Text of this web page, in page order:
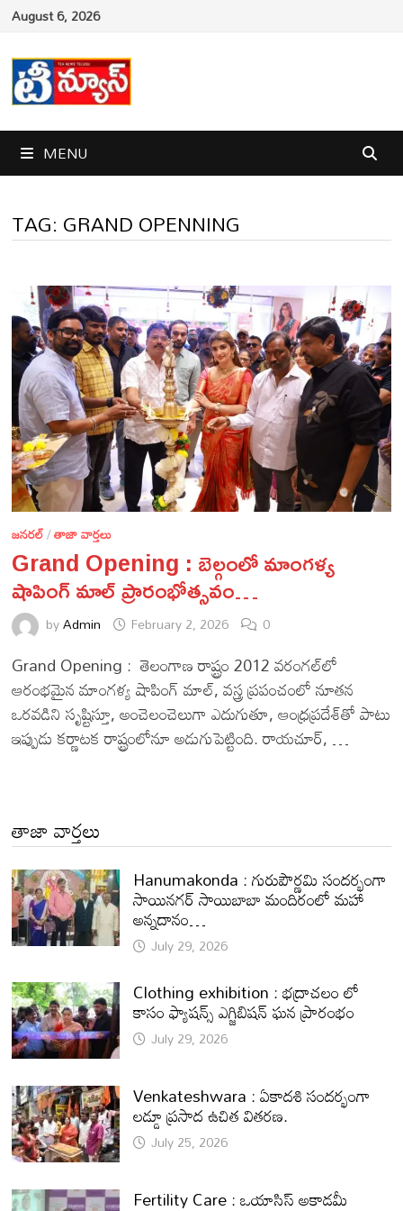
Skip
content
August 6, 2026
MENU
TAG:GRAND OPENNING
జనరల్/తాజా వార్తలు
Grand Opening : బెల్గంలో మాంగళ్య
షాపింగ్ మాల్ ప్రారంభోత్సవం…
byAdmin February 2, 2026 0
Grand Opening : తెలంగాణ రాష్ట్రం 2012 వరంగల్‌లో
ఆరంభమైన మాంగళ్య షాపింగ్ మాల్, వస్త్ర ప్రపంచంలో నూతన
ఒరవడిని సృష్టిస్తూ, అంచెలంచెలుగా ఎదుగుతూ, ఆంధ్రప్రదేశ్‌తో పాటు
ఇప్పుడు కర్ణాటక రాష్ట్రంలోనూ అడుగుపెట్టింది. రాయచూర్, …
తాజా వార్తలు
Hanumakonda : గురుపౌర్ణమి సందర్భంగా
సాయినగర్‌ సాయిబాబా మందిరంలో మహా
అన్నదానం…
July 29, 2026
Clothing exhibition : భద్రాచలం లో
కాసం ఫ్యాషన్స్ ఎగ్జిబిషన్ ఘన ప్రారంభం
July 29, 2026
Venkateshwara : ఏకాదశి సందర్భంగా
లడ్డూ ప్రసాద ఉచిత వితరణ.
July 25, 2026
Fertility Care : ఒయాసిస్ అకాడమీ